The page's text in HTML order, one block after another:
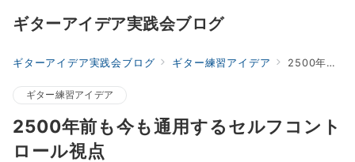
ギターアイデア実践会ブログ
ギターアイデア実践会ブログ ギター練習アイデア 2500年前も今も通用するセルフコントロール視点
ギター練習アイデア
2500年前も今も通用するセルフコント
ロール視点